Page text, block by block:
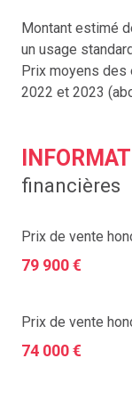
Montant estimé
un usage
Prix moyens des
2022 et 2023
financières
Prix de vente
79 900 €
Prix de vente
74 000 €